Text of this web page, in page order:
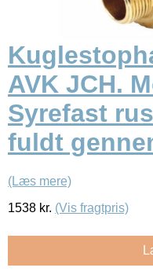
AVK JCH.
Syrefast
fuldt
(Læs mere)
1538 kr. (Vis fragtpris)